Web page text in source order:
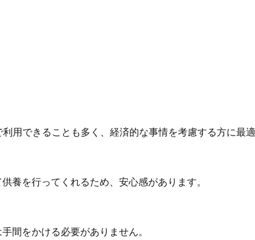
用できることも多く、経済的な事情を考慮する方に最
養を行ってくれるため、安心感があります。
間をかける必要がありません。